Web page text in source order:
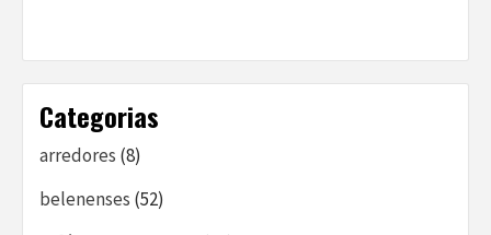
Categorias
arredores (8)
belenenses (52)